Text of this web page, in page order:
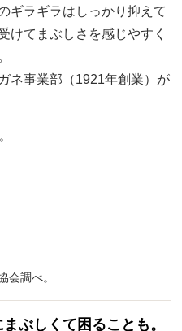
ギラギラはしっかり抑えて
けてまぶしさを感じやすく
ネ事業部（1921年創業）が
会調べ。
ぶしくて困ることも。